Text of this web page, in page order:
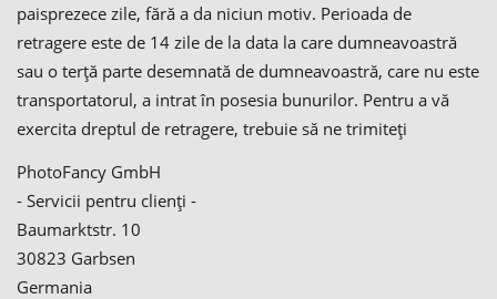
paisprezece zile, fără a da niciun motiv. Perioada de
retragere este de 14 zile de la data la care dumneavoastră
sau o terță parte desemnată de dumneavoastră, care nu este
transportatorul, a intrat în posesia bunurilor. Pentru a vă
exercita dreptul de retragere, trebuie să ne trimiteți
PhotoFancy GmbH
- Servicii pentru clienți -
Baumarktstr. 10
30823 Garbsen
Germania